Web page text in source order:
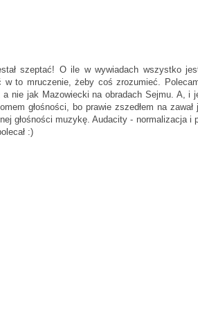
szeptać! O ile w wywiadach wszystko
w to mruczenie, żeby coś zrozumieć.
nie jak Mazowiecki na obradach Sejmu. A, i
głośności, bo prawie zszedłem na
głośności muzykę. Audacity - normalizacja i
:)